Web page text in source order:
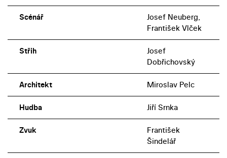
Scénář
Josef Neuberg,
František Vlček
Střih
Josef
Dobřichovský
Architekt Miroslav Pelc
Hudba Jiří Srnka
Zvuk
František
Šindelář